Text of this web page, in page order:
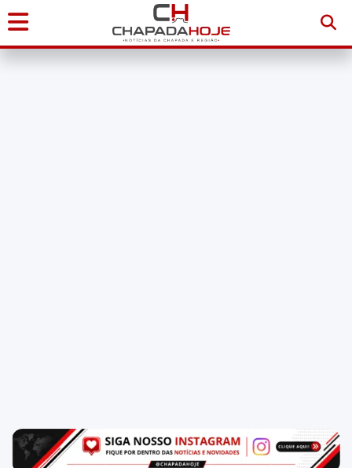
Início
NAS
NOSSAS
REDES